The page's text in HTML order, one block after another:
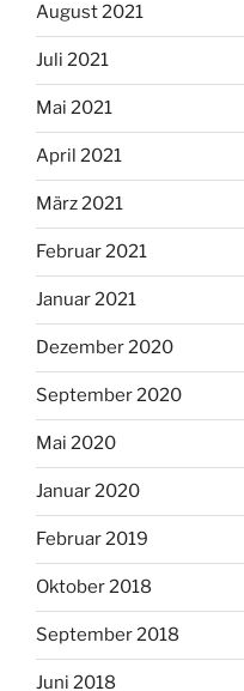
August 2021
Juli 2021
Mai 2021
April 2021
März 2021
Februar 2021
Januar 2021
Dezember 2020
September 2020
Mai 2020
Januar 2020
Februar 2019
Oktober 2018
September 2018
Juni 2018